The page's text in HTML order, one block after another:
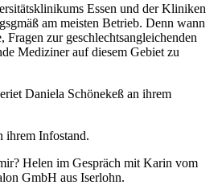
Essen und der Kliniken
am meisten Betrieb. Denn wann
Fragen zur geschlechtsangleichenden
Mediziner auf diesem Gebiet zu
Daniela Schönekeß an ihrem
ihrem Infostand.
Helen im Gespräch mit Karin vom
GmbH aus Iserlohn.